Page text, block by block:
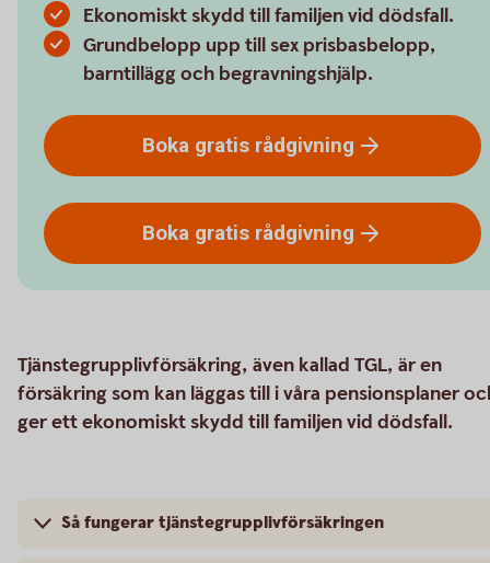
Ekonomiskt skydd till familjen vid dödsfall.
Grundbelopp upp till sex prisbasbelopp,
barntillägg och begravningshjälp.
Boka gratis rådgivning
Boka gratis rådgivning
Tjänstegrupplivförsäkring, även kallad TGL, är en
försäkring som kan läggas till i våra pensionsplaner
ger ett ekonomiskt skydd till familjen vid dödsfall.
Så fungerar tjänstegrupplivförsäkringen